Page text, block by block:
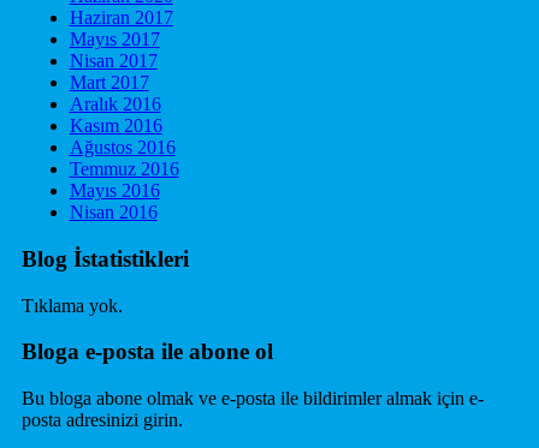
Haziran 2017
Mayıs 2017
Nisan 2017
Mart 2017
Aralık 2016
Kasım 2016
Ağustos 2016
Temmuz 2016
Mayıs 2016
Nisan 2016
Blog İstatistikleri
Tıklama yok.
Bloga e-posta ile abone ol
Bu bloga abone olmak ve e-posta ile bildirimler almak için e-
posta adresinizi girin.